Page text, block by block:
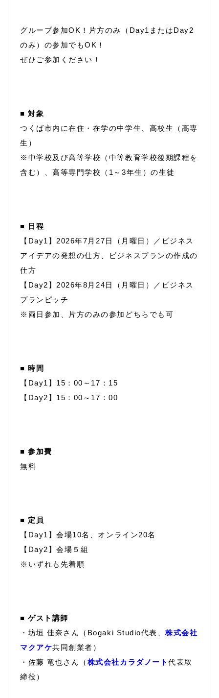
グループ参加OK！片方のみ（Day1またはDay2
のみ）の参加でもOK！
ぜひご参加ください！
■ 対象
つくば市内に在住・在学の中学生、高校生（高専
生）
※中学校及び高等学校（中等教育学校後期課程を
含む）、高等専門学校（1～3年生）の生徒
■ 日程
【Day1】2026年7月27日（月曜日）／ビジネス
アイデアの発想の仕方、ビジネスプランの作成の
仕方
【Day2】2026年8月24日（月曜日）／ビジネス
プランピッチ
※両日参加、片方のみの参加どちらでも可
■ 時間
【Day1】15：00～17：15
【Day2】15：00～17：00
■ 参加費
無料
■ 定員
【Day1】会場10名、オンライン20名
【Day2】会場５組
※いずれも先着順
■ ゲスト講師
・坊垣 佳奈さん（Bogaki Studio代表、株式会社
マクアケ共同創業者）
・佐藤 竜也さん（ 株式会社カラダノート代表取
締役）